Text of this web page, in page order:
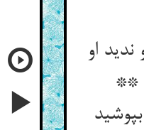
او
**